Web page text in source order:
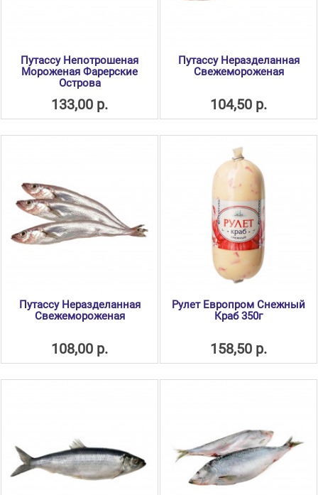
Путассу Непотрошеная
Мороженая Фарерские
Острова
133,00 р.
Путассу Неразделанная
Свежемороженая
104,50 р.
Путассу Неразделанная
Свежемороженая
108,00 р.
Рулет Европром Снежный
Краб 350г
158,50 р.